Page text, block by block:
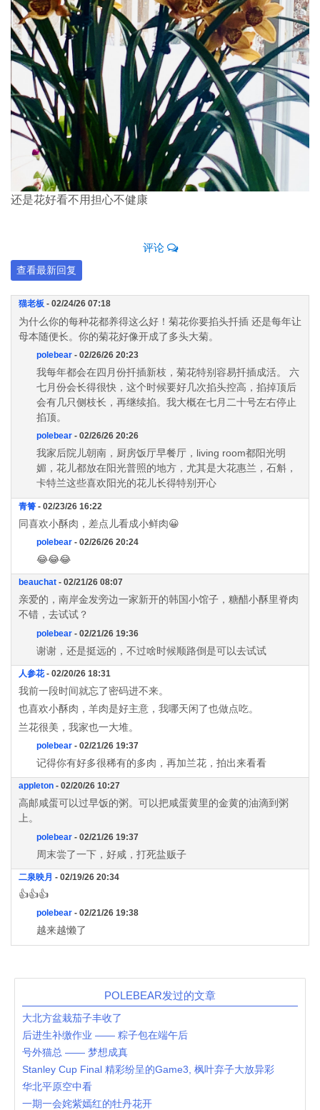
还是花好看不用担心不健康
评论
查看最新回复
猫老板 - 02/24/26 07:18
为什么你的每种花都养得这么好！菊花你要掐头扦插 还是每年让
母本随便长。你的菊花好像开成了多头大菊。
polebear - 02/26/26 20:23
我每年都会在四月份扦插新枝，菊花特别容易扦插成活。 六
七月份会长得很快，这个时候要好几次掐头控高，掐掉顶后
会有几只侧枝长，再继续掐。我大概在七月二十号左右停止
掐顶。
polebear - 02/26/26 20:26
我家后院儿朝南，厨房饭厅早餐厅，living room都阳光明
媚，花儿都放在阳光普照的地方，尤其是大花惠兰，石斛，
卡特兰这些喜欢阳光的花儿长得特别开心
青箐 - 02/23/26 16:22
同喜欢小酥肉，差点儿看成小鲜肉😀
polebear - 02/26/26 20:24
😂😂😂
beauchat - 02/21/26 08:07
亲爱的，南岸金发旁边一家新开的韩国小馆子，糖醋小酥里脊肉
不错，去试试？
polebear - 02/21/26 19:36
谢谢，还是挺远的，不过啥时候顺路倒是可以去试试
人参花- 02/20/26 18:31
我前一段时间就忘了密码进不来。
也喜欢小酥肉，羊肉是好主意，我哪天闲了也做点吃。
兰花很美，我家也一大堆。
polebear - 02/21/26 19:37
记得你有好多很稀有的多肉，再加兰花，拍出来看看
appleton - 02/20/26 10:27
高邮咸蛋可以过早饭的粥。可以把咸蛋黄里的金黄的油滴到粥
上。
polebear - 02/21/26 19:37
周末尝了一下，好咸，打死盐贩子
二泉映月 - 02/19/26 20:34
👍👍👍
polebear - 02/21/26 19:38
越来越懒了
POLEBEAR发过的文章
大北方盆栽茄子丰收了
后进生补缴作业 —— 粽子包在端午后
号外猫总 —— 梦想成真
Stanley Cup Final 精彩纷呈的Game3, 枫叶弃子大放异彩
华北平原空中看
一期一会姹紫嫣红的牡丹花开